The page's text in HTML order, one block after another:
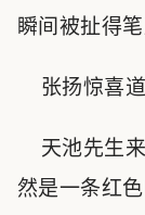
瞬间被扯得
张扬惊喜道
天池先生来
然是一条红